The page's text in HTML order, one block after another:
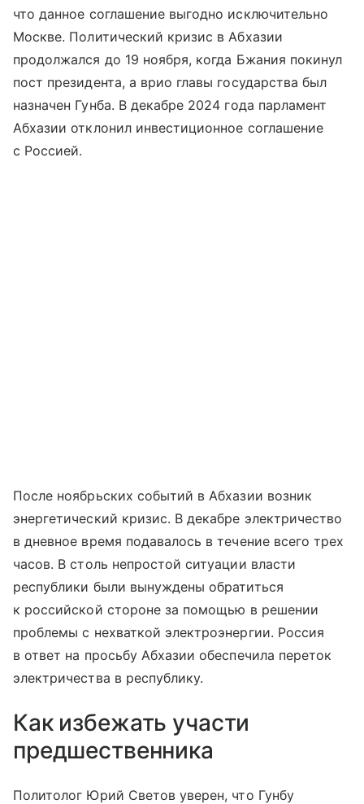
что данное соглашение выгодно исключительно
Москве. Политический кризис в Абхазии
продолжался до 19 ноября, когда Бжания покинул
пост президента, а врио главы государства был
назначен Гунба. В декабре 2024 года парламент
Абхазии отклонил инвестиционное соглашение
с Россией.
После ноябрьских событий в Абхазии возник
энергетический кризис. В декабре электричество
в дневное время подавалось в течение всего трех
часов. В столь непростой ситуации власти
республики были вынуждены обратиться
к российской стороне за помощью в решении
проблемы с нехваткой электроэнергии. Россия
в ответ на просьбу Абхазии обеспечила переток
электричества в республику.
Как избежать участи
предшественника
Политолог Юрий Светов уверен, что Гунбу